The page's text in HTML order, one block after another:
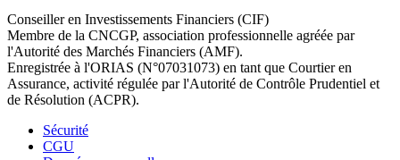
Conseiller en Investissements Financiers (CIF)
Membre de la CNCGP, association professionnelle agréée par
l'Autorité des Marchés Financiers (AMF).
Enregistrée à l'ORIAS (N°07031073) en tant que Courtier en
Assurance, activité régulée par l'Autorité de Contrôle Prudentiel et
de Résolution (ACPR).
Sécurité
CGU